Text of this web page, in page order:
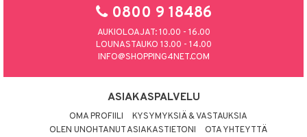
0800 9 18486
AUKIOLOAJAT: 10.00 - 16.00
LOUNASTAUKO 13.00 - 14.00
INFO@SHOPPING4NET.COM
ASIAKASPALVELU
OMA PROFIILI
KYSYMYKSIÄ & VASTAUKSIA
OLEN UNOHTANUT ASIAKASTIETONI
OTA YHTEYTTÄ